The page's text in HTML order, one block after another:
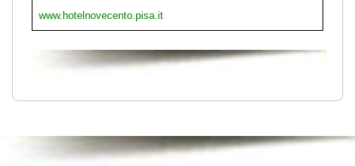
www.hotelnovecento.pisa.it